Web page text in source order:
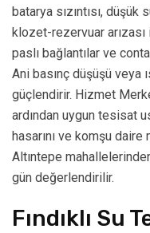
batarya sızıntısı, düşük
klozet-rezervuar
paslı bağlantılar ve
Ani basınç düşüşü veya
güçlendirir. Hizmet
ardından uygun tesisat
hasarını ve komşu
Altıntepe
gün değerlendirilir.
Fındıklı Su